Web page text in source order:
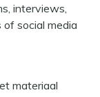
interviews,
social media
materiaal